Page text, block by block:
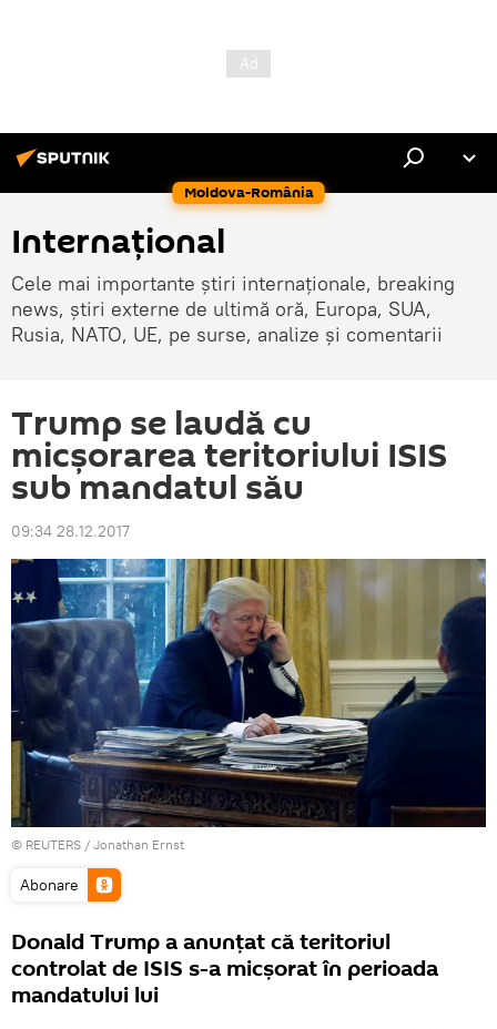
Moldova-România
Internaţional
Cele mai importante știri internaționale, breaking
news, știri externe de ultimă oră, Europa, SUA,
Rusia, NATO, UE, pe surse, analize și comentarii
Trump se laudă cu
micșorarea teritoriului ISIS
sub mandatul său
09:34 28.12.2017
© REUTERS / Jonathan Ernst
Abonare
Donald Trump a anunțat că teritoriul
controlat de ISIS s-a micșorat în perioada
mandatului lui